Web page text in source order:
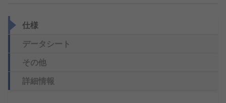
仕様
データシート
その他
詳細情報